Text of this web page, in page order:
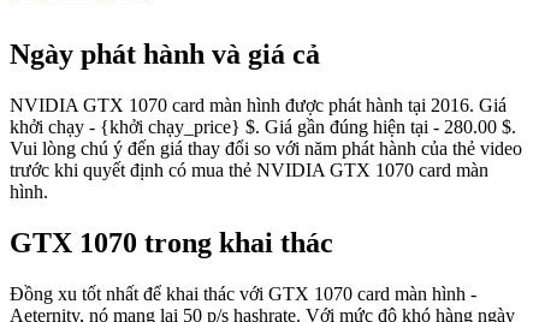
Ngày phát hành và giá cả
NVIDIA GTX 1070 card màn hình được phát hành tại 2016. Giá
khởi chạy - {khởi chạy_price} $. Giá gần đúng hiện tại - 280.00 $.
Vui lòng chú ý đến giá thay đổi so với năm phát hành của thẻ video
trước khi quyết định có mua thẻ NVIDIA GTX 1070 card màn
hình.
GTX 1070 trong khai thác
Đồng xu tốt nhất để khai thác với GTX 1070 card màn hình -
Aeternity, nó mang lại 50 p/s hashrate. Với mức độ khó hàng ngày